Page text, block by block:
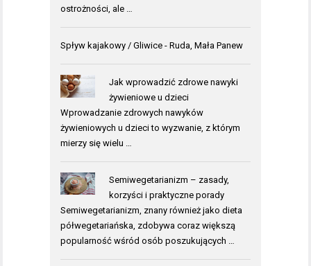
ostrożności, ale …
Spływ kajakowy / Gliwice - Ruda, Mała Panew
Jak wprowadzić zdrowe nawyki
żywieniowe u dzieci
Wprowadzanie zdrowych nawyków
żywieniowych u dzieci to wyzwanie, z którym
mierzy się wielu …
Semiwegetarianizm – zasady,
korzyści i praktyczne porady
Semiwegetarianizm, znany również jako dieta
półwegetariańska, zdobywa coraz większą
popularność wśród osób poszukujących …